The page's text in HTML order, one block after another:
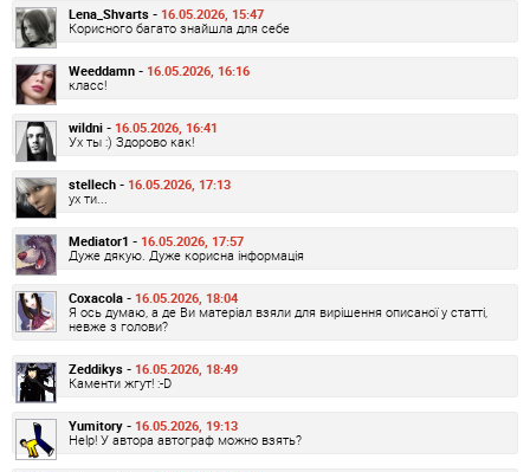
Lena_Shvarts - 16.05.2026, 15:47
Корисного багато знайшла для себе
Weeddamn - 16.05.2026, 16:16
класс!
wildni - 16.05.2026, 16:41
Ух ты :) Здорово как!
stellech - 16.05.2026, 17:13
ух ти...
Mediator1 - 16.05.2026, 17:57
Дуже дякую. Дуже корисна інформація
Coxacola - 16.05.2026, 18:04
Я ось думаю, а де Ви матеріал взяли для вирішення описаної у статті,
невже з голови?
Zeddikys - 16.05.2026, 18:49
Каменти жгут! :-D
Yumitory - 16.05.2026, 19:13
Help! У автора автограф можно взять?